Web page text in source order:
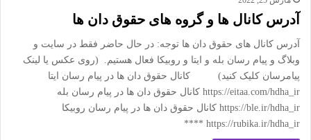
آدرس کانال ها و گروه های حقوق دان ها
آدرس کانال های حقوق دان ها توجه: در حال حاضر فقط در سایت و
وبلاگ و پیام رسان بله و ایتا و روبیکا فعال هستیم. (روی عکس یا لینک
پیامرسان کلیک کنید) کانال حقوق دان ها در پیام رسان ایتا
https://eitaa.com/hdha_ir کانال حقوق دان ها در پیام رسان بله
https://ble.ir/hdha_ir کانال حقوق دان ها در پیام رسان روبیکا
https://rubika.ir/hdha_ir ****